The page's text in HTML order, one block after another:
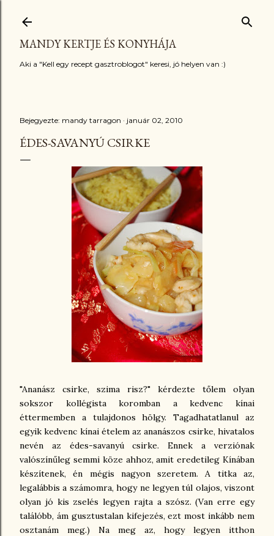
MANDY KERTJE ÉS KONYHÁJA
Aki a "Kell egy recept gasztroblogot" keresi, jó helyen van :)
Bejegyezte: mandy tarragon január 02, 2010
ÉDES-SAVANYÚ CSIRKE
"Ananász csirke, szima risz?" kérdezte tőlem olyan
sokszor kollégista koromban a kedvenc kínai
éttermemben a tulajdonos hölgy. Tagadhatatlanul az
egyik kedvenc kínai ételem az ananászos csirke, hivatalos
nevén az édes-savanyú csirke. Ennek a verziónak
valószínűleg semmi köze ahhoz, amit eredetileg Kínában
készítenek, én mégis nagyon szeretem. A titka az,
legalábbis a számomra, hogy ne legyen túl olajos, viszont
olyan jó kis zselés legyen rajta a szósz. (Van erre egy
találóbb, ám gusztustalan kifejezés, ezt most inkább nem
osztanám meg.) Na meg az, hogy legyen itthon